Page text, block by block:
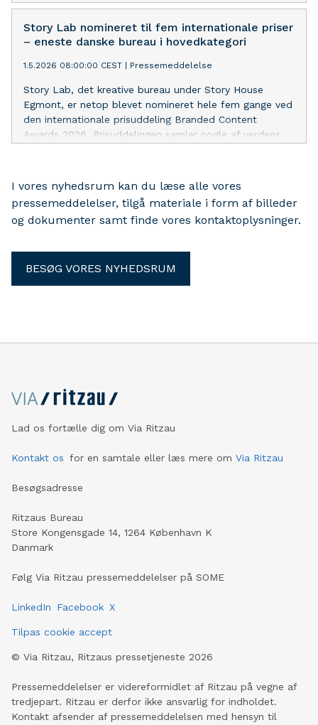
Story Lab nomineret til fem internationale priser
– eneste danske bureau i hovedkategori
1.5.2026 08:00:00 CEST Pressemeddelelse
Story Lab, det kreative bureau under Story House
Egmont, er netop blevet nomineret hele fem gange ved
den internationale prisuddeling Branded Content
Awards 2026. Prisuddelingen samler nogle af verdens
BrandVoice, Axel Springer Brand Studios og Schibsted
Brand Studio.
I vores nyhedsrum kan du læse alle vores
pressemeddelelser, tilgå materiale i form af billeder
og dokumenter samt finde vores kontaktoplysninger.
BESØG VORES NYHEDSRUM
Lad os fortælle dig om Via Ritzau
Kontakt os for en samtale eller læs mere om Via Ritzau
Besøgsadresse
Ritzaus Bureau
Store Kongensgade 14, 1264 København K
Danmark
Følg Via Ritzau pressemeddelelser på SOME
LinkedIn Facebook X
Tilpas cookie accept
© Via Ritzau, Ritzaus pressetjeneste 2026
Pressemeddelelser er videreformidlet af Ritzau på vegne af
tredjepart. Ritzau er derfor ikke ansvarlig for indholdet.
Kontakt afsender af pressemeddelelsen med hensyn til